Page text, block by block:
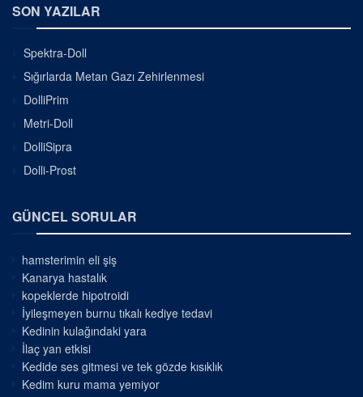
SON YAZILAR
Spektra-Doll
Sığırlarda Metan Gazı Zehirlenmesi
DolliPrim
Metri-Doll
DolliSipra
Dolli-Prost
GÜNCEL SORULAR
hamsterimin eli şiş
Kanarya hastalık
kopeklerde hipotroidi
İyileşmeyen burnu tıkalı kediye tedavi
Kedinin kulağındaki yara
İlaç yan etkisi
Kedide ses gitmesi ve tek gözde kısıklık
Kedim kuru mama yemiyor